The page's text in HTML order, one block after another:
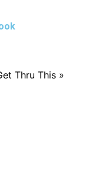
Thru This »